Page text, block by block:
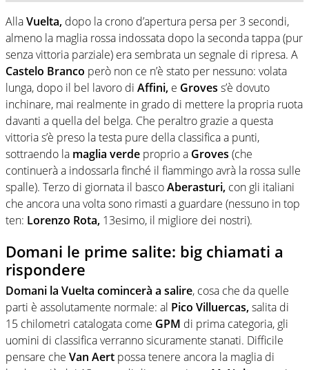
AllaVuelta, dopo la crono d’apertura persa per 3 secondi,
almeno la maglia rossa indossata dopo la seconda tappa (pur
senza vittoria parziale) era sembrata un segnale di ripresa. A
Castelo Branco però non ce n’è stato per nessuno: volata
lunga, dopo il bel lavoro di Affini, e Groves s’è dovuto
inchinare, mai realmente in grado di mettere la propria ruota
davanti a quella del belga. Che peraltro grazie a questa
vittoria s’è preso la testa pure della classifica a punti,
sottraendo la maglia verde proprio a Groves (che
continuerà a indossarla finché il fiammingo avrà la rossa sulle
spalle). Terzo di giornata il bascoAberasturi, con gli italiani
che ancora una volta sono rimasti a guardare (nessuno in top
ten: Lorenzo Rota, 13esimo, il migliore dei nostri).
Domani le prime salite: big chiamati a
rispondere
Domani la Vuelta comincerà a salire, cosa che da quelle
parti è assolutamente normale: al Pico Villuercas,salita di
15 chilometri catalogata come GPM di prima categoria, gli
uomini di classifica verranno sicuramente stanati. Difficile
pensare che Van Aert possa tenere ancora la maglia di